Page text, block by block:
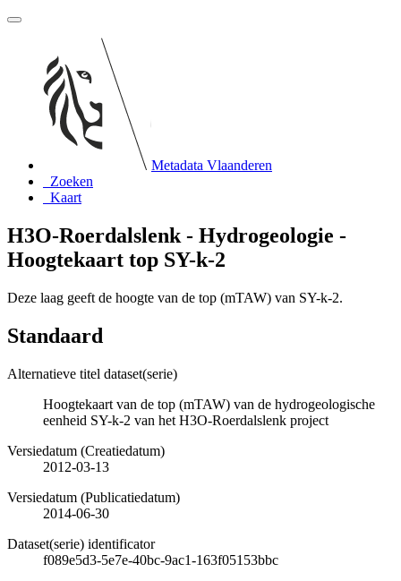
Metadata Vlaanderen
Zoeken
Kaart
H3O-Roerdalslenk - Hydrogeologie -
Hoogtekaart top SY-k-2
Deze laag geeft de hoogte van de top (mTAW) van SY-k-2.
Standaard
Alternatieve titel dataset(serie)
Hoogtekaart van de top (mTAW) van de hydrogeologische
eenheid SY-k-2 van het H3O-Roerdalslenk project
Versiedatum (Creatiedatum)
2012-03-13
Versiedatum (Publicatiedatum)
2014-06-30
Dataset(serie) identificator
f089e5d3-5e7e-40bc-9ac1-163f05153bbc